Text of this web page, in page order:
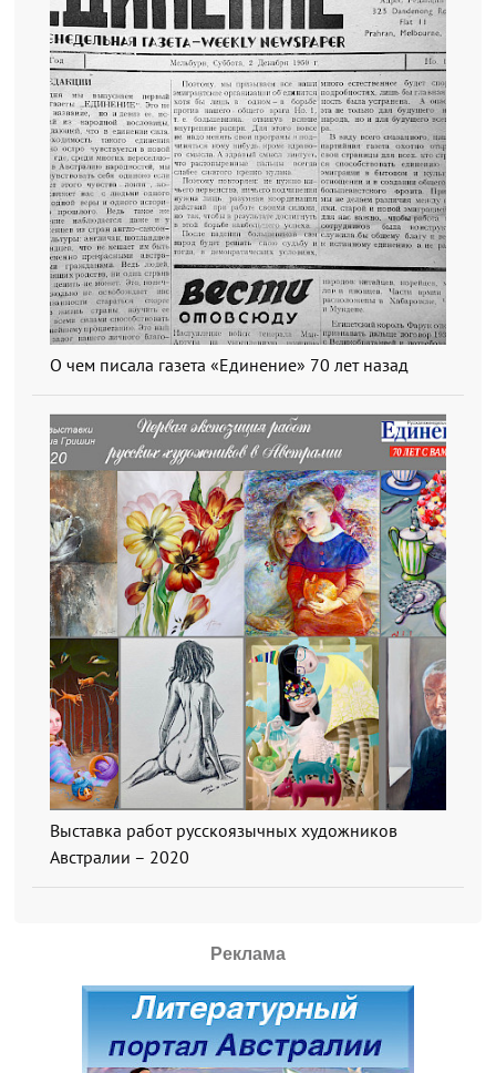
О чем писала газета «Единение» 70 лет назад
Выставка работ русскоязычных художников
Австралии – 2020
Реклама